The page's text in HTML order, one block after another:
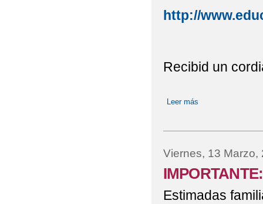
http://
Recibid un
Leer más
Viernes, 13 Marzo,
Estimadas